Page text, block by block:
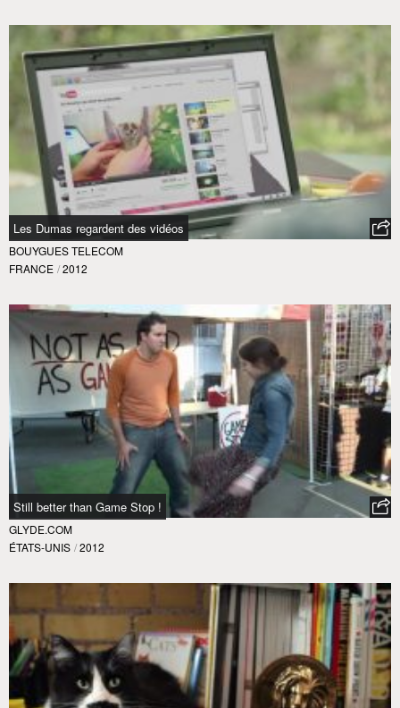
Les Dumas regardent des vidéos
BOUYGUES TELECOM
FRANCE / 2012
Still better than Game Stop !
GLYDE.COM
ÉTATS-UNIS / 2012